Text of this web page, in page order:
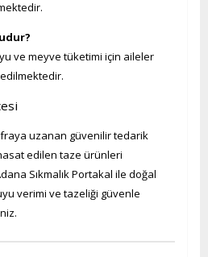
ve meyve tüketimi için aileler
uzanan güvenilir tedarik
edilen taze ürünleri
Sıkmalık Portakal ile doğal
verimi ve tazeliği güvenle